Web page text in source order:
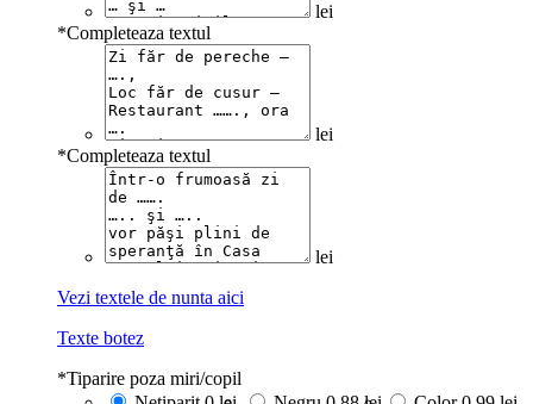
lei
*Completeaza textul
lei
*Completeaza textul
lei
Vezi textele de nunta aici
Texte botez
*Tiparire poza miri/copil